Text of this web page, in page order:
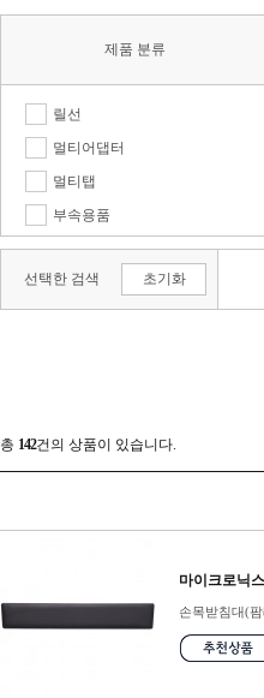
제품 분류
릴선
멀티어댑터
멀티탭
부속용품
콘센트
선택한 검색
초기화